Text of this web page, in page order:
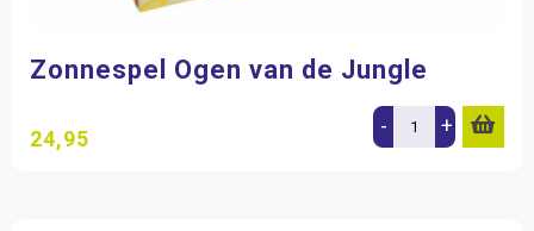
Zonnespel Ogen van de Jungle
24,95 - +